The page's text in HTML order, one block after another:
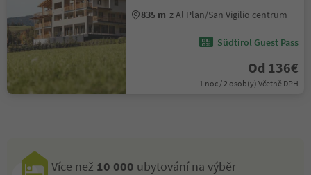
835 m z Al Plan/San Vigilio centrum
Südtirol Guest Pass
Od 136€
1 noc / 2 osob(y) Včetně DPH
Více než 10 000 ubytování na výběr